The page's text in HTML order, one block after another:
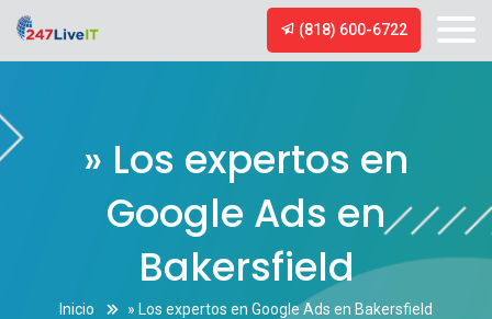
(818) 600-6722
» Los expertos en
Google Ads en
Bakersfield
Inicio » Los expertos en Google Ads en Bakersfield